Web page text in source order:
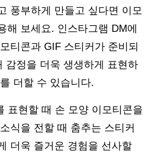
풍부하게 만들고 싶다면 이모
해 보세요. 인스타그램 DM에
티콘과 GIF 스티커가 준비되
감정을 더욱 생생하게 표현하
더할 수 있습니다.
표현할 때 손 모양 이모티콘을
식을 전할 때 춤추는 스티커
더욱 즐거운 경험을 선사할